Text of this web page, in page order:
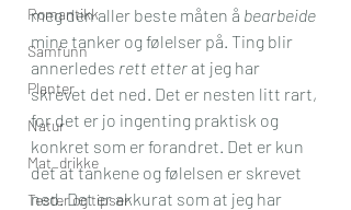
Romantikk
Samfunn
Planter
Natur
Mat_drikke
Tester og tipser
meg den aller beste måten å bearbeide
mine tanker og følelser på. Ting blir
annerledes rett etter at jeg har
skrevet det ned. Det er nesten litt rart,
for det er jo ingenting praktisk og
konkret som er forandret. Det er kun
det at tankene og følelsen er skrevet
ned. Det er akkurat som at jeg har